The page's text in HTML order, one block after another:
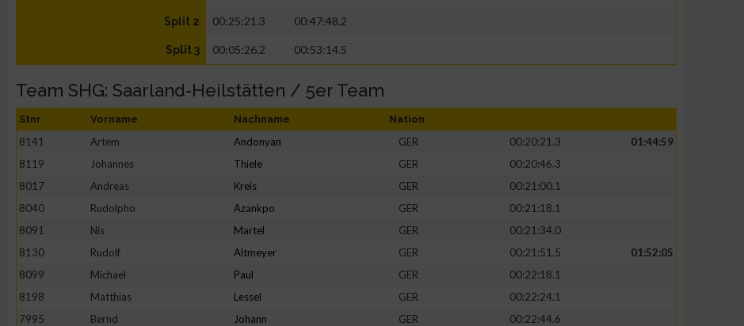
Split 2 00:25:21.3 00:47:48.2
Split 3 00:05:26.2 00:53:14.5
Team SHG: Saarland-Heilstätten / 5er Team
Stnr Vorname Nachname Nation
8141 Artem Andonyan GER 00:20:21.3
01:44:59
8119
Johannes Thiele GER
00:20:46.3
8017
Andreas Kreis GER
00:21:00.1
8040
Rudolpho Azankpo GER
00:21:18.1
8091
Nis Martel GER
00:21:34.0
8130
Rudolf Altmeyer GER 00:21:51.5
01:52:05
8099
Michael Paul GER
00:22:18.1
8198
Matthias Lessel GER
00:22:24.1
7995
Bernd Johann GER
00:22:44.6